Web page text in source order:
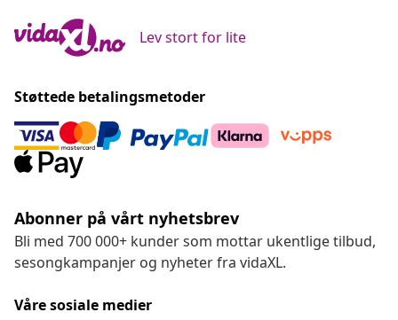
Lev stort for lite
Støttede betalingsmetoder
Abonner på vårt nyhetsbrev
Bli med 700 000+ kunder som mottar ukentlige tilbud,
sesongkampanjer og nyheter fra vidaXL.
Våre sosiale medier